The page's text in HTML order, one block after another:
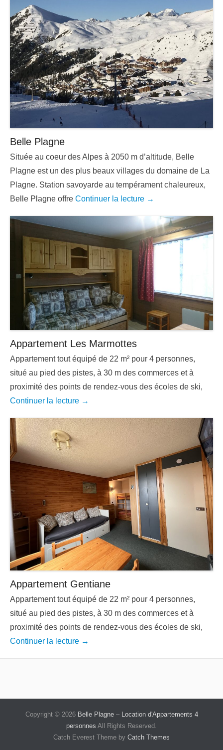
Belle Plagne
Située au coeur des Alpes à 2050 m d’altitude, Belle
Plagne est un des plus beaux villages du domaine de La
Plagne. Station savoyarde au tempérament chaleureux,
Belle Plagne offre Continuer la lecture →
Appartement Les Marmottes
Appartement tout équipé de 22 m² pour 4 personnes,
situé au pied des pistes, à 30 m des commerces et à
proximité des points de rendez-vous des écoles de ski,
Continuer la lecture →
Appartement Gentiane
Appartement tout équipé de 22 m² pour 4 personnes,
situé au pied des pistes, à 30 m des commerces et à
proximité des points de rendez-vous des écoles de ski,
Continuer la lecture →
Copyright © 2026 Belle Plagne – Location d'Appartements 4
personnes All Rights Reserved.
Catch Everest Theme by Catch Themes